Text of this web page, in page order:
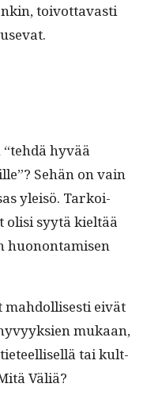
toiv­ot­tavasti
hyvää
Sehän on vain
yleisö. Tarkoi­
olisi syytä kieltää
huonon­tamisen
mah­dol­lis­es­ti eivät
mukaan,
tai kult­
Väliä?